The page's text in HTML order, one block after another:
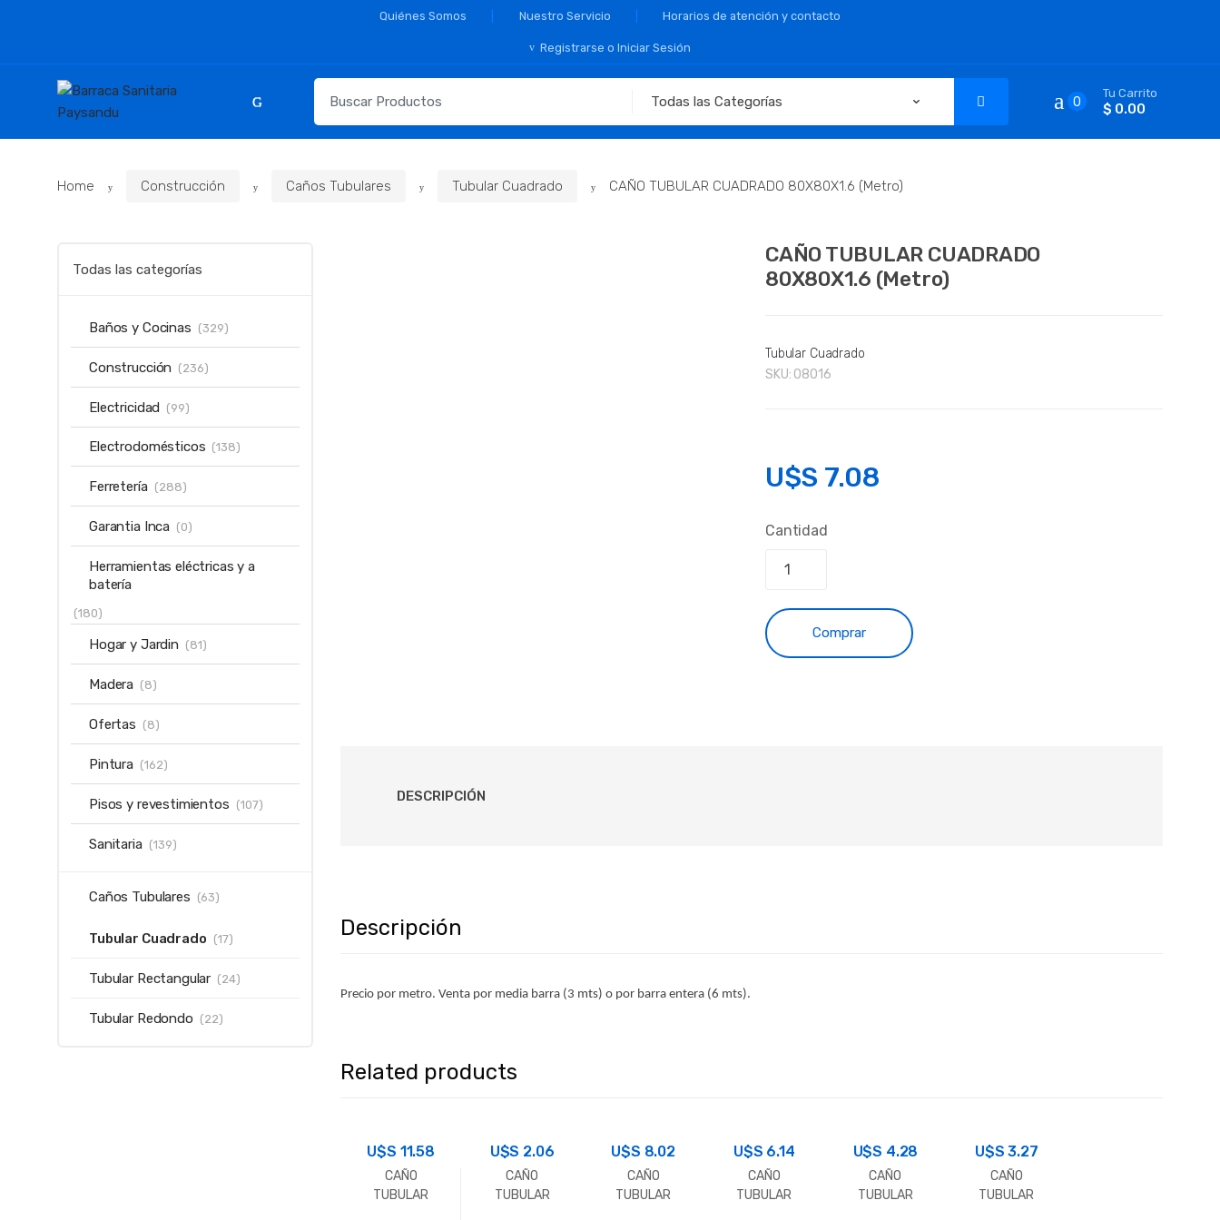
Quiénes Somos Nuestro Servicio Horarios de atención y contacto
Registrarse o Iniciar Sesión
para:
0
Tu Carrito
$ 0.00
Home Construcción Caños Tubulares Tubular Cuadrado CAÑO TUBULAR CUADRADO 80X80X1.6 (Metro)
CAÑO TUBULAR CUADRADO
80X80X1.6 (Metro)
Tubular Cuadrado
SKU: 08016
U$S 7.08
Cantidad
Comprar
DESCRIPCIÓN
Descripción
Precio por metro. Venta por media barra (3 mts) o por barra entera (6 mts).
Related products
U$S 11.58
CAÑO
TUBULAR
U$S 2.06
CAÑO
TUBULAR
U$S 8.02
CAÑO
TUBULAR
U$S 6.14
CAÑO
TUBULAR
U$S 4.28
CAÑO
TUBULAR
U$S3.27
CAÑO
TUBULAR
Todas las categorías
Baños y Cocinas (329)
Construcción (236)
Electricidad (99)
Electrodomésticos (138)
Ferretería (288)
Garantia Inca (0)
Herramientas eléctricas y a
batería
(180)
Hogar y Jardin (81)
Madera (8)
Ofertas (8)
Pintura (162)
Pisos y revestimientos (107)
Sanitaria (139)
Caños Tubulares (63)
Tubular Cuadrado (17)
Tubular Rectangular (24)
Tubular Redondo (22)